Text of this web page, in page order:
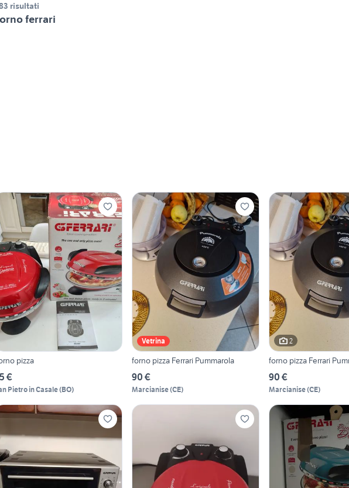
risultati
ferrari
pizza
€
Pietro in Casale(BO)
Vetrina
forno pizza Ferrari Pummarola
90 €
Marcianise(CE)
2
forno pizza Ferrari
90 €
Marcianise(CE)